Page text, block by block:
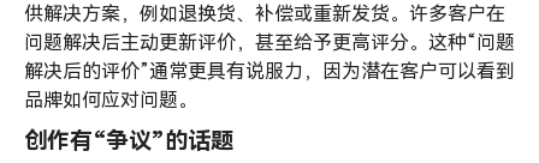
供解决方案，例如退换货、补偿或重新发货。许多客户在
问题解决后主动更新评价，甚至给予更高评分。这种“问题
解决后的评价”通常更具有说服力，因为潜在客户可以看到
品牌如何应对问题。
创作有“争议”的话题